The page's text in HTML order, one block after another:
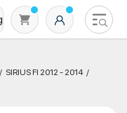
SIRIUS FI 2012 - 2014